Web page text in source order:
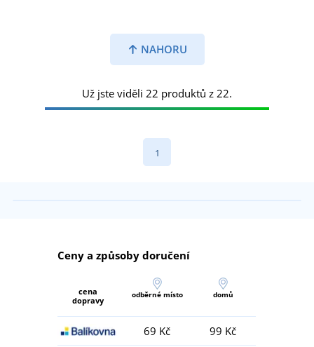
NAHORU
Už jste viděli 22 produktů z 22.
1
Ceny a způsoby doručení
cena
dopravy
odběrné místo domů
69 Kč
99 Kč